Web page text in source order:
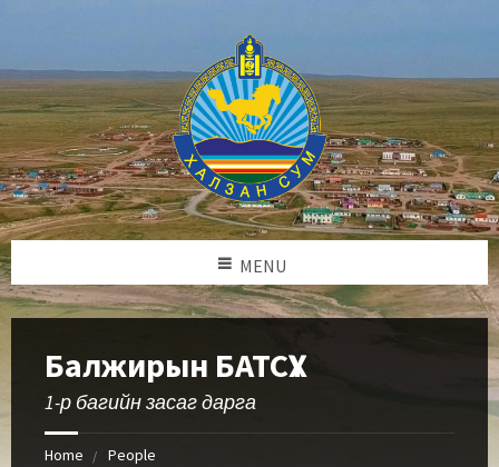
MENU
Балжирын БАТСҮХ
1-р багийн засаг дарга
Home People